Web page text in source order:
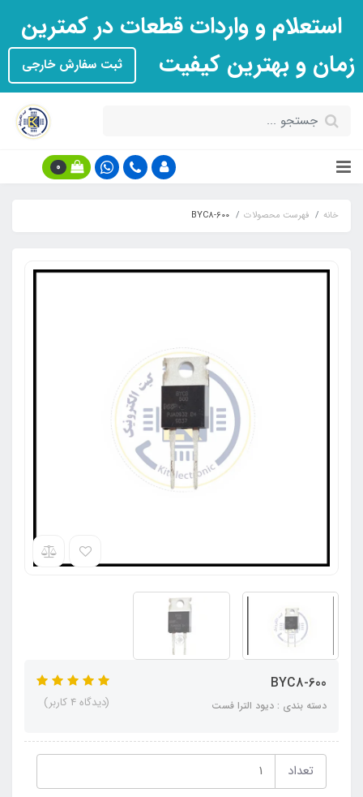
استعلام و واردات قطعات در کمترین
زمان و بهترین کیفیت
ثبت سفارش خارجی
0
خانه فهرست محصولات BYC8-600
BYC8-600
دسته بندی : دیود الترا فست (دیدگاه 4 کاربر)
تعداد